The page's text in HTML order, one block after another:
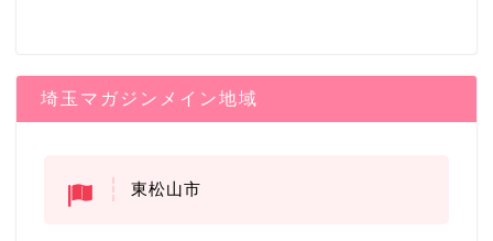
埼玉マガジンメイン地域
東松山市